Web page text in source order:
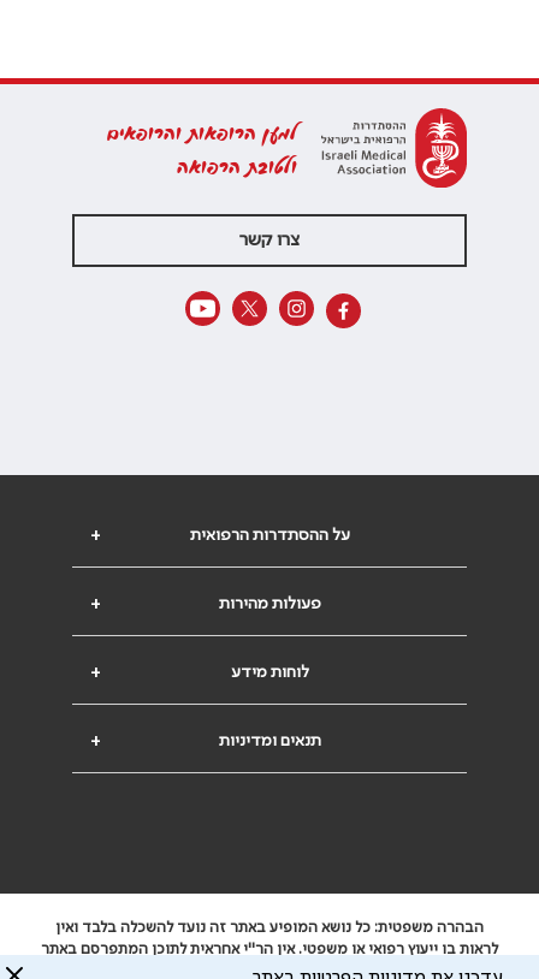
למען הרופאות והרופאים
ולטובת הרפואה
צרו קשר
+ על ההסתדרות הרפואית
+ פעולות מהירות
+ לוחות מידע
+ תנאים ומדיניות
הבהרה משפטית: כל נושא המופיע באתר זה נועד להשכלה בלבד ואין
לראות בו ייעוץ רפואי או משפטי. אין הר"י אחראית לתוכן המתפרסם באתר
זה ולכל נזק שעלול להיגרם.